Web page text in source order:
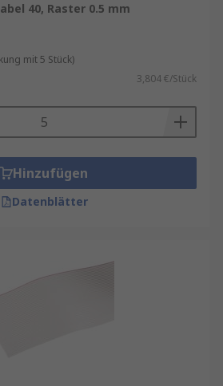
40, Raster 0.5 mm
mit 5 Stück)
3,804 €/Stück
Hinzufügen
Datenblätter